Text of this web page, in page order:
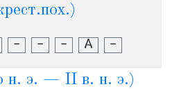
- - - А -
н. э. — II в. н. э.)